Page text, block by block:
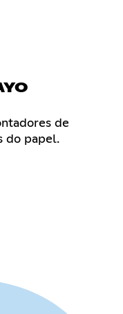
de
do papel.